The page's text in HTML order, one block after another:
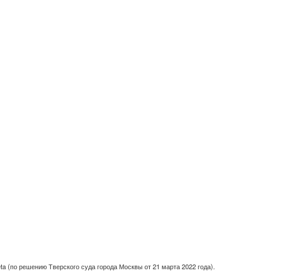
(по решению Тверского суда города Москвы от 21 марта 2022 года).